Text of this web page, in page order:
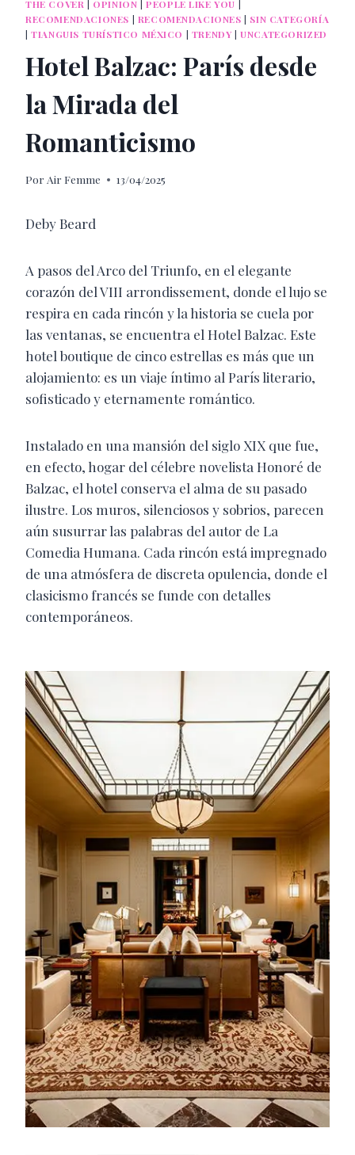
THE COVER | OPINION |PEOPLE LIKE YOU |
RECOMENDACIONES | RECOMENDACIONES | SIN CATEGORÍA
|TIANGUIS TURÍSTICO MÉXICO | TRENDY |UNCATEGORIZED
Hotel Balzac: París desde
la Mirada del
Romanticismo
Por Air Femme 13/04/2025
Deby Beard
A pasos del Arco del Triunfo, en el elegante
corazón del VIII arrondissement, donde el lujo se
respira en cada rincón y la historia se cuela por
las ventanas, se encuentra el Hotel Balzac. Este
hotel boutique de cinco estrellas es más que un
alojamiento: es un viaje íntimo al París literario,
sofisticado y eternamente romántico.
Instalado en una mansión del siglo XIX que fue,
en efecto, hogar del célebre novelista Honoré de
Balzac, el hotel conserva el alma de su pasado
ilustre. Los muros, silenciosos y sobrios, parecen
aún susurrar las palabras del autor de La
Comedia Humana. Cada rincón está impregnado
de una atmósfera de discreta opulencia, donde el
clasicismo francés se funde con detalles
contemporáneos.